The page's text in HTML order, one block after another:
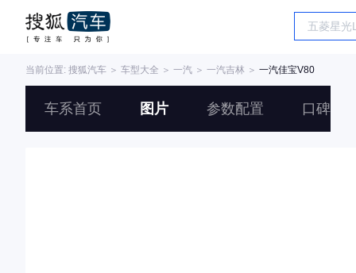
当前位置: 搜狐汽车 ＞ 车型大全 ＞ 一汽 ＞ 一汽吉林 ＞ 一汽佳宝V80
车系首页 图片 参数配置 口碑